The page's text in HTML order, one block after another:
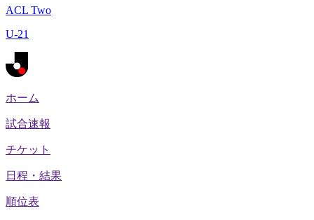
ACL Two
U-21
ホーム
試合速報
チケット
日程・結果
順位表